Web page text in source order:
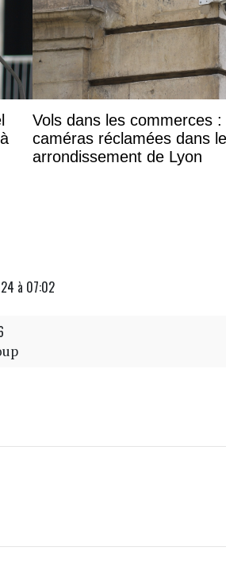
Vols dans les commerces
caméras réclamées dans
arrondissement de Lyon
à 07:02